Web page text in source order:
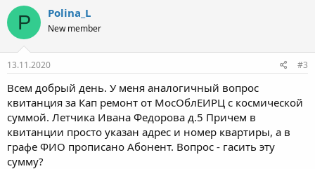
P Polina_L
New member
13.11.2020 #3
Всем добрый день. У меня аналогичный вопрос
квитанция за Кап ремонт от МосОблЕИРЦ с космической
суммой. Летчика Ивана Федорова д.5 Причем в
квитанции просто указан адрес и номер квартиры, а в
графе ФИО прописано Абонент. Вопрос - гасить эту
сумму?